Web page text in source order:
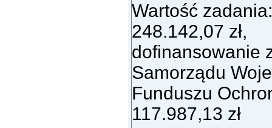
Wartość zadania:
248.142,07 zł,
dofinansowanie
Samorządu
Funduszu
117.987,13 zł